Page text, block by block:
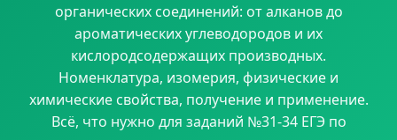
органических соединений: от алканов до
ароматических углеводородов и их
кислородсодержащих производных.
Номенклатура, изомерия, физические и
химические свойства, получение и применение.
Всё, что нужно для заданий №31-34 ЕГЭ по